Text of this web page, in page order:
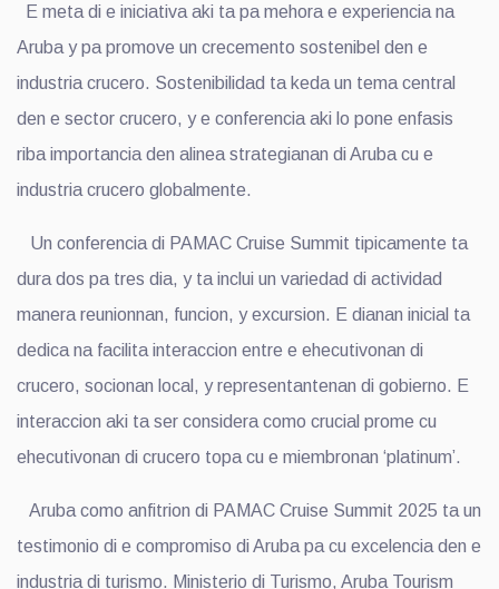
E meta di e iniciativa aki ta pa mehora e experiencia na
Aruba y pa promove un crecemento sostenibel den e
industria crucero. Sostenibilidad ta keda un tema central
den e sector crucero, y e conferencia aki lo pone enfasis
riba importancia den alinea strategianan di Aruba cu e
industria crucero globalmente.
Un conferencia di PAMAC Cruise Summit tipicamente ta
dura dos pa tres dia, y ta inclui un variedad di actividad
manera reunionnan, funcion, y excursion. E dianan inicial ta
dedica na facilita interaccion entre e ehecutivonan di
crucero, socionan local, y representantenan di gobierno. E
interaccion aki ta ser considera como crucial prome cu
ehecutivonan di crucero topa cu e miembronan ‘platinum’.
Aruba como anfitrion di PAMAC Cruise Summit 2025 ta un
testimonio di e compromiso di Aruba pa cu excelencia den e
industria di turismo. Ministerio di Turismo, Aruba Tourism